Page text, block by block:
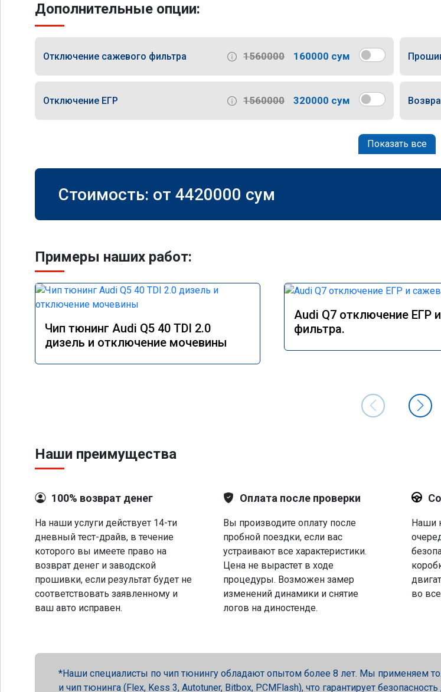
Дополнительные опции:
Отключение сажевого фильтра 1560000 160000 сум
Отключение ЕГР 1560000 320000 сум
Показать все
Стоимость: от 4420000 сум
Примеры наших работ:
Чип тюнинг Audi Q5 40 TDI 2.0
дизель и отключение мочевины
Audi Q7 отключение ЕГР
фильтра.
Наши преимущества
100% возврат денег
На наши услуги действует 14-ти
дневный тест-драйв, в течение
которого вы имеете право на
возврат денег и заводской
прошивки, если результат будет не
соответствовать заявленному и
ваш авто исправен.
Оплата после проверки
Вы производите оплату после
пробной поездки, если вас
устраивают все характеристики.
Цена не вырастет в ходе
процедуры. Возможен замер
изменений динамики и снятие
логов на диностенде.
Наши
во
Наши специалисты по чип тюнингу обладают опытом более 8 лет. Мы применяем
и чип тюнинга (Flex, Kess 3, Autotuner, Bitbox, PCMFlash), что гарантирует